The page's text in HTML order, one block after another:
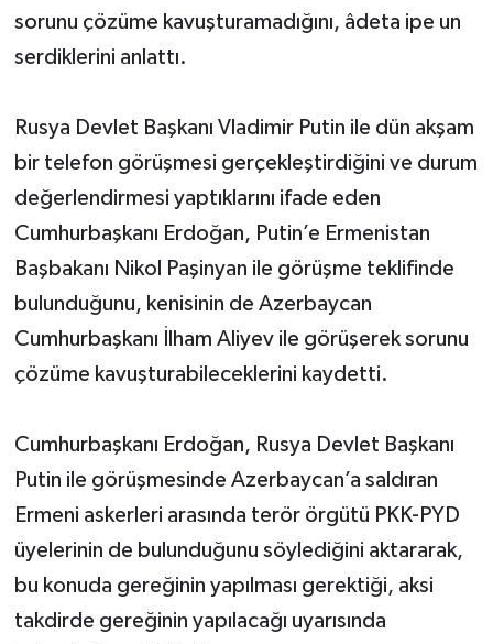
sorunu çözüme kavuşturamadığını, âdeta ipe un
serdiklerini anlattı.
Rusya Devlet Başkanı Vladimir Putin ile dün akşam
bir telefon görüşmesi gerçekleştirdiğini ve durum
değerlendirmesi yaptıklarını ifade eden
Cumhurbaşkanı Erdoğan, Putin’e Ermenistan
Başbakanı Nikol Paşinyan ile görüşme teklifinde
bulunduğunu, kenisinin de Azerbaycan
Cumhurbaşkanı İlham Aliyev ile görüşerek sorunu
çözüme kavuşturabileceklerini kaydetti.
Cumhurbaşkanı Erdoğan, Rusya Devlet Başkanı
Putin ile görüşmesinde Azerbaycan’a saldıran
Ermeni askerleri arasında terör örgütü PKK-PYD
üyelerinin de bulunduğunu söylediğini aktararak,
bu konuda gereğinin yapılması gerektiği, aksi
takdirde gereğinin yapılacağı uyarısında